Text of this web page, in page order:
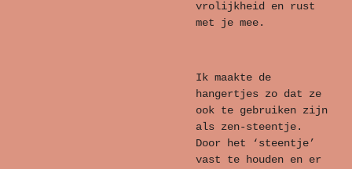
vrolijkheid en rust
met je mee.
Ik maakte de
hangertjes zo dat ze
ook te gebruiken zijn
als zen-steentje.
Door het ‘steentje’
vast te houden en er